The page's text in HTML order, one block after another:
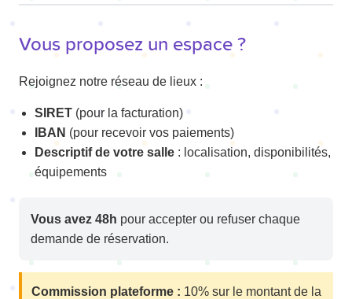
Vous proposez un espace ?
Rejoignez notre réseau de lieux :
SIRET (pour la facturation)
IBAN (pour recevoir vos paiements)
Descriptif de votre salle : localisation, disponibilités,
équipements
Vous avez 48h pour accepter ou refuser chaque
demande de réservation.
Commission plateforme : 10% sur le montant de la